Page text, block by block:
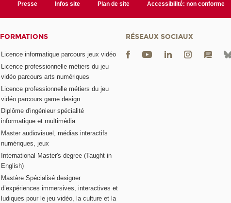
Presse Infos site Plan de site Accessibilité: non conforme
FORMATIONS
Licence informatique parcours jeux vidéo
Licence professionnelle métiers du jeu
vidéo parcours arts numériques
Licence professionnelle métiers du jeu
vidéo parcours game design
Diplôme d'ingénieur spécialité
informatique et multimédia
Master audiovisuel, médias interactifs
numériques, jeux
International Master's degree (Taught in
English)
Mastère Spécialisé designer
d’expériences immersives, interactives et
ludiques pour le jeu vidéo, la culture et la
RÉSEAUX SOCIAUX